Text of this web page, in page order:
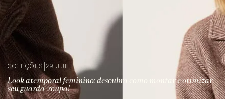
COLEÇÕES 29 JUL
Look atemporal feminino: descubra como montar e otimizar
seu guarda-roupa!